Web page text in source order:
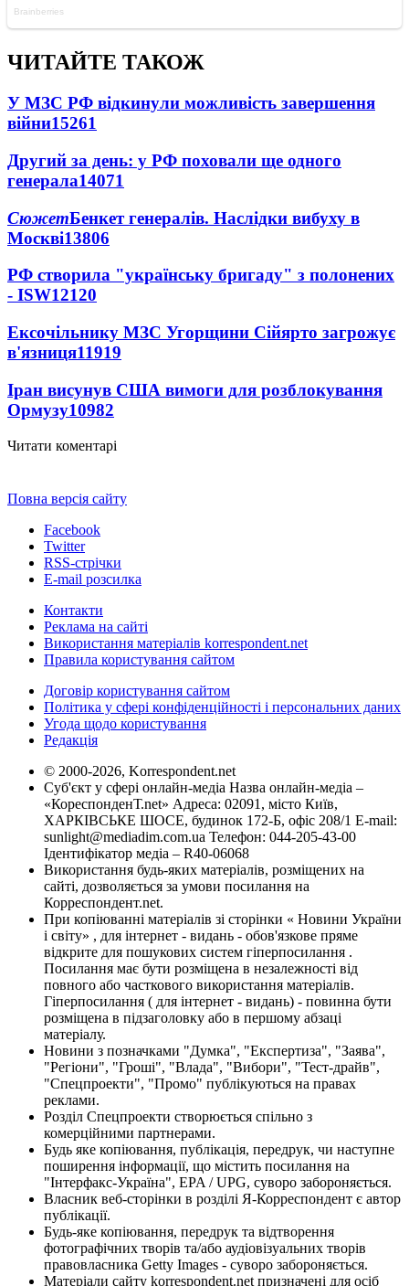
ЧИТАЙТЕ ТАКОЖ
У МЗС РФ відкинули можливість завершення
війни15261
Другий за день: у РФ поховали ще одного
генерала14071
СюжетБенкет генералів. Наслідки вибуху в
Москві13806
РФ створила "українську бригаду" з полонених
- ISW12120
Ексочільнику МЗС Угорщини Сійярто загрожує
в'язниця11919
Іран висунув США вимоги для розблокування
Ормузу10982
Читати коментарі
Повна версія сайту
Facebook
Twitter
RSS-стрічки
E-mail розсилка
Контакти
Реклама на сайті
Використання матеріалів korrespondent.net
Правила користування сайтом
Договір користування сайтом
Політика у сфері конфіденційності і персональних даних
Угода щодо користування
Редакція
© 2000-2026, Korrespondent.net
Суб'єкт у сфері онлайн-медіа Назва онлайн-медіа –
«КореспонденТ.net» Адреса: 02091, місто Київ,
ХАРКІВСЬКЕ ШОСЕ, будинок 172-Б, офіс 208/1 E-mail:
sunlight@mediadim.com.ua Телефон: 044-205-43-00
Ідентифікатор медіа – R40-06068
Використання будь-яких матеріалів, розміщених на
сайті, дозволяється за умови посилання на
Корреспондент.net.
При копіюванні матеріалів зі сторінки « Новини України
і світу» , для інтернет - видань - обов'язкове пряме
відкрите для пошукових систем гіперпосилання .
Посилання має бути розміщена в незалежності від
повного або часткового використання матеріалів.
Гіперпосилання ( для інтернет - видань) - повинна бути
розміщена в підзаголовку або в першому абзаці
матеріалу.
Новини з позначками "Думка", "Експертиза", "Заява",
"Регіони", "Гроші", "Влада", "Вибори", "Тест-драйв",
"Спецпроекти", "Промо" публікуються на правах
реклами.
Розділ Спецпроекти створюється спільно з
комерційними партнерами.
Будь яке копіювання, публікація, передрук, чи наступне
поширення інформації, що містить посилання на
"Інтерфакс-Україна", EPA / UPG, суворо забороняється.
Власник веб-сторінки в розділі Я-Корреспондент є автор
публікації.
Будь-яке копіювання, передрук та відтворення
фотографічних творів та/або аудіовізуальних творів
правовласника Getty Images - суворо забороняється.
Матеріали сайту korrespondent.net призначені для осіб